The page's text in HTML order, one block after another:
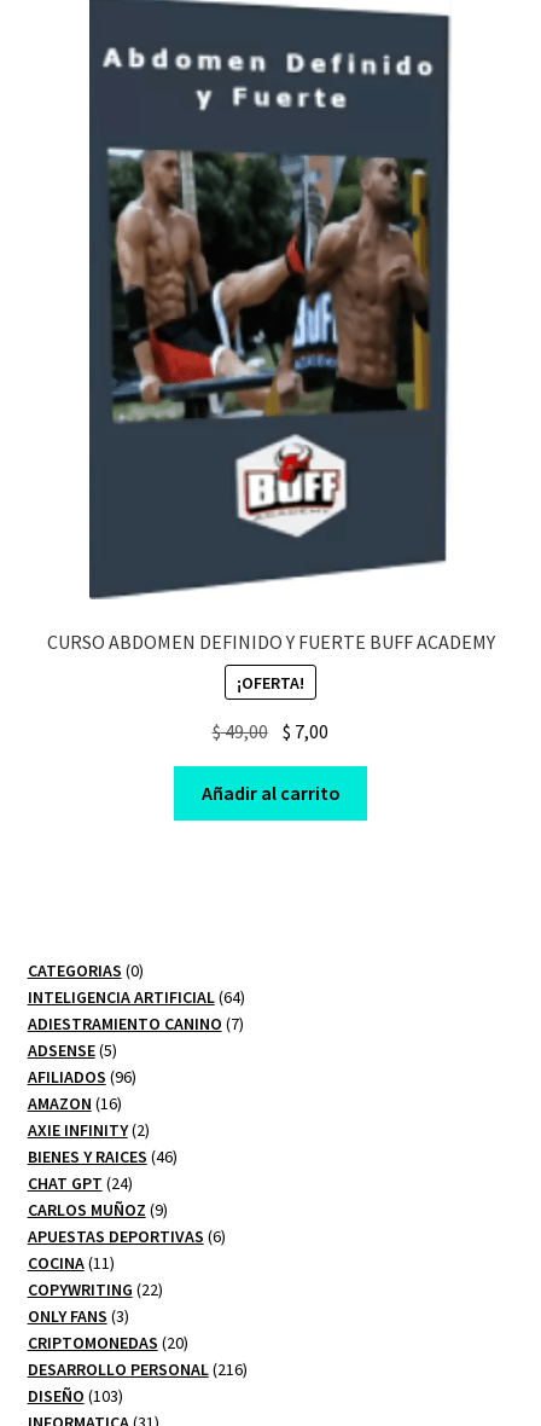
CURSO ABDOMEN DEFINIDO Y FUERTE BUFF ACADEMY
¡OFERTA!
$49,00 Original
price
was:
$ 49,00.
$ 7,00
price
is:
$ 7,00.
Añadir al carrito
CATEGORIAS 00
productos
INTELIGENCIA ARTIFICIAL 6464
productos
ADIESTRAMIENTO CANINO 77
ADSENSE 55
productos
AFILIADOS 9696
AMAZON 1616
productos
AXIE INFINITY 22
productos
BIENES Y RAICES 4646
CHAT GPT 2424
productos
CARLOS MUÑOZ 99
productos
APUESTAS DEPORTIVAS 66
COCINA 1111
productos
COPYWRITING 2222
ONLY FANS 33
productos
CRIPTOMONEDAS 2020
productos
DESARROLLO PERSONAL 216216
DISEÑO 103103